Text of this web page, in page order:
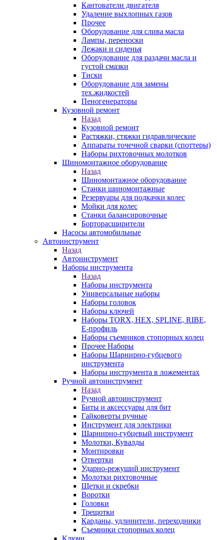
Кантователи двигателя
Удаление выхлопных газов
Прочее
Оборудование для слива масла
Лампы, переноски
Лежаки и сиденья
Оборудование для раздачи масла и
густой смазки
Тиски
Оборудование для замены
тех.жидкостей
Пеногенераторы
Кузовной ремонт
Назад
Кузовной ремонт
Растяжки, стяжки гидравлические
Аппараты точечной сварки (споттеры)
Наборы рихтовочных молотков
Шиномонтажное оборудование
Назад
Шиномонтажное оборудование
Станки шиномонтажные
Резервуары для подкачки колес
Мойки для колес
Станки балансировочные
Борторасширители
Насосы автомобильные
Автоинструмент
Назад
Автоинструмент
Наборы инструмента
Назад
Наборы инструмента
Универсальные наборы
Наборы головок
Наборы ключей
Наборы TORX, HEX, SPLINE, RIBE,
E-профиль
Наборы съемников стопорных колец
Прочее Наборы
Наборы Шарнирно-губцевого
инструмента
Наборы инструмента в ложементах
Ручной автоинструмент
Назад
Ручной автоинструмент
Биты и аксессуары для бит
Гайковерты ручные
Инструмент для электрики
Шарнирно-губцевый инструмент
Молотки, Кувалды
Монтировки
Отвертки
Ударно-режуший инструмент
Молотки рихтовочные
Щетки и скребки
Воротки
Головки
Трещотки
Карданы, удлинители, переходники
Съемники стопорных колец
Ключи